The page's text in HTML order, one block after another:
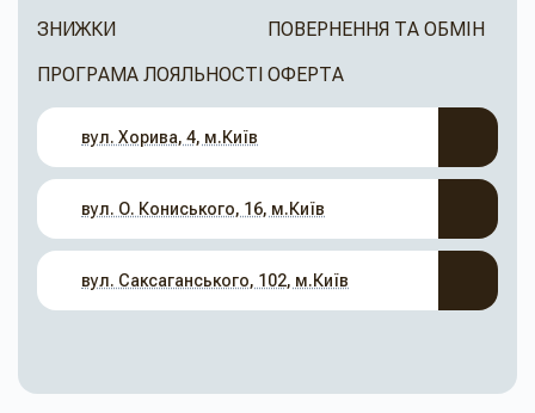
ЗНИЖКИ
ПРОГРАМА ЛОЯЛЬНОСТІ
ПОВЕРНЕННЯ ТА ОБМІН
ОФЕРТА
вул. Хорива, 4, м.Київ
вул. О. Кониського, 16, м.Київ
вул. Саксаганського, 102, м.Київ